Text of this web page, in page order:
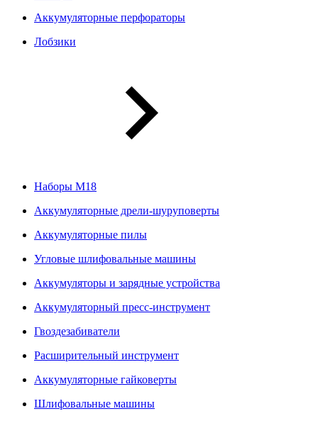
Аккумуляторные перфораторы
Лобзики
Наборы М18
Аккумуляторные дрели-шуруповерты
Аккумуляторные пилы
Угловые шлифовальные машины
Аккумуляторы и зарядные устройства
Аккумуляторный пресс-инструмент
Гвоздезабиватели
Расширительный инструмент
Аккумуляторные гайковерты
Шлифовальные машины